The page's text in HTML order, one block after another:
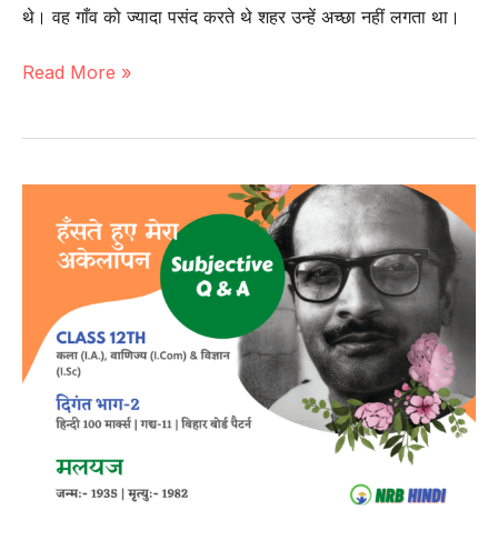
थे। वह गाँव को ज्यादा पसंद करते थे शहर उन्हें अच्छा नहीं लगता था।
गद्य-12
उत्तर)
प्रकाश
कक्षा-12
वीं
|
Read More »